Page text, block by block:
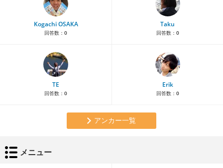
Kogachi OSAKA
回答数： 0
Taku
回答数： 0
TE
回答数： 0
Erik
回答数： 0
アンカー一覧
メニュー